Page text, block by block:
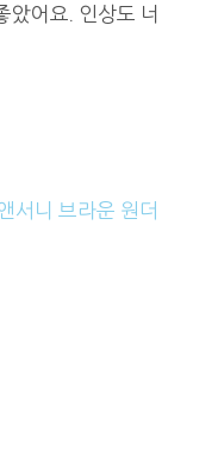
았어요. 인상도 너
서니 브라운 원더